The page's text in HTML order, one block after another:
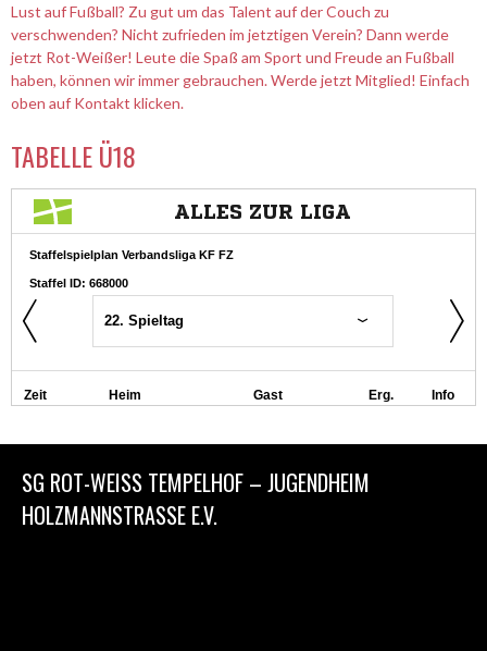
Lust auf Fußball? Zu gut um das Talent auf der Couch zu
verschwenden? Nicht zufrieden im jetztigen Verein? Dann werde
jetzt Rot-Weißer! Leute die Spaß am Sport und Freude an Fußball
haben, können wir immer gebrauchen. Werde jetzt Mitglied! Einfach
oben auf Kontakt klicken.
TABELLE Ü18
SG ROT-WEISS TEMPELHOF – JUGENDHEIM
HOLZMANNSTRASSE E.V.